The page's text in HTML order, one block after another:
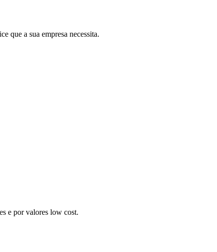
que a sua empresa necessita.
e por valores low cost.